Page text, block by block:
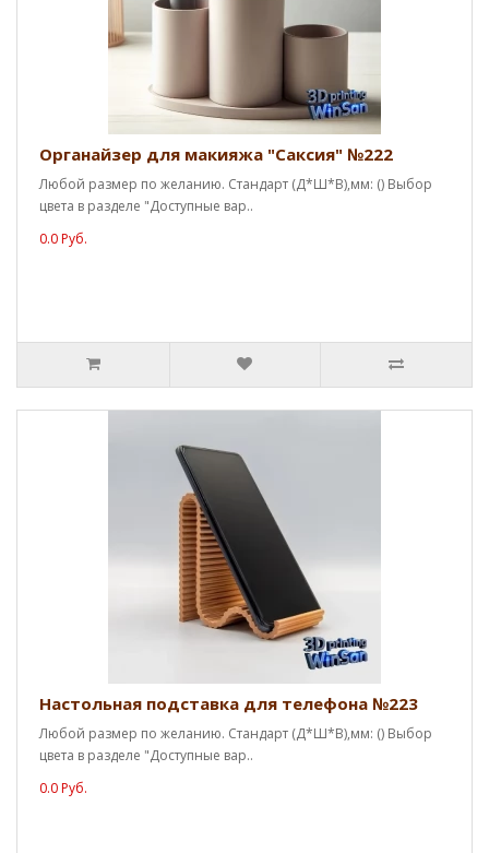
Органайзер для макияжа "Саксия" №222
Любой размер по желанию. Стандарт (Д*Ш*В),мм: () Выбор
цвета в разделе "Доступные вар..
0.0 Руб.
Настольная подставка для телефона №223
Любой размер по желанию. Стандарт (Д*Ш*В),мм: () Выбор
цвета в разделе "Доступные вар..
0.0 Руб.